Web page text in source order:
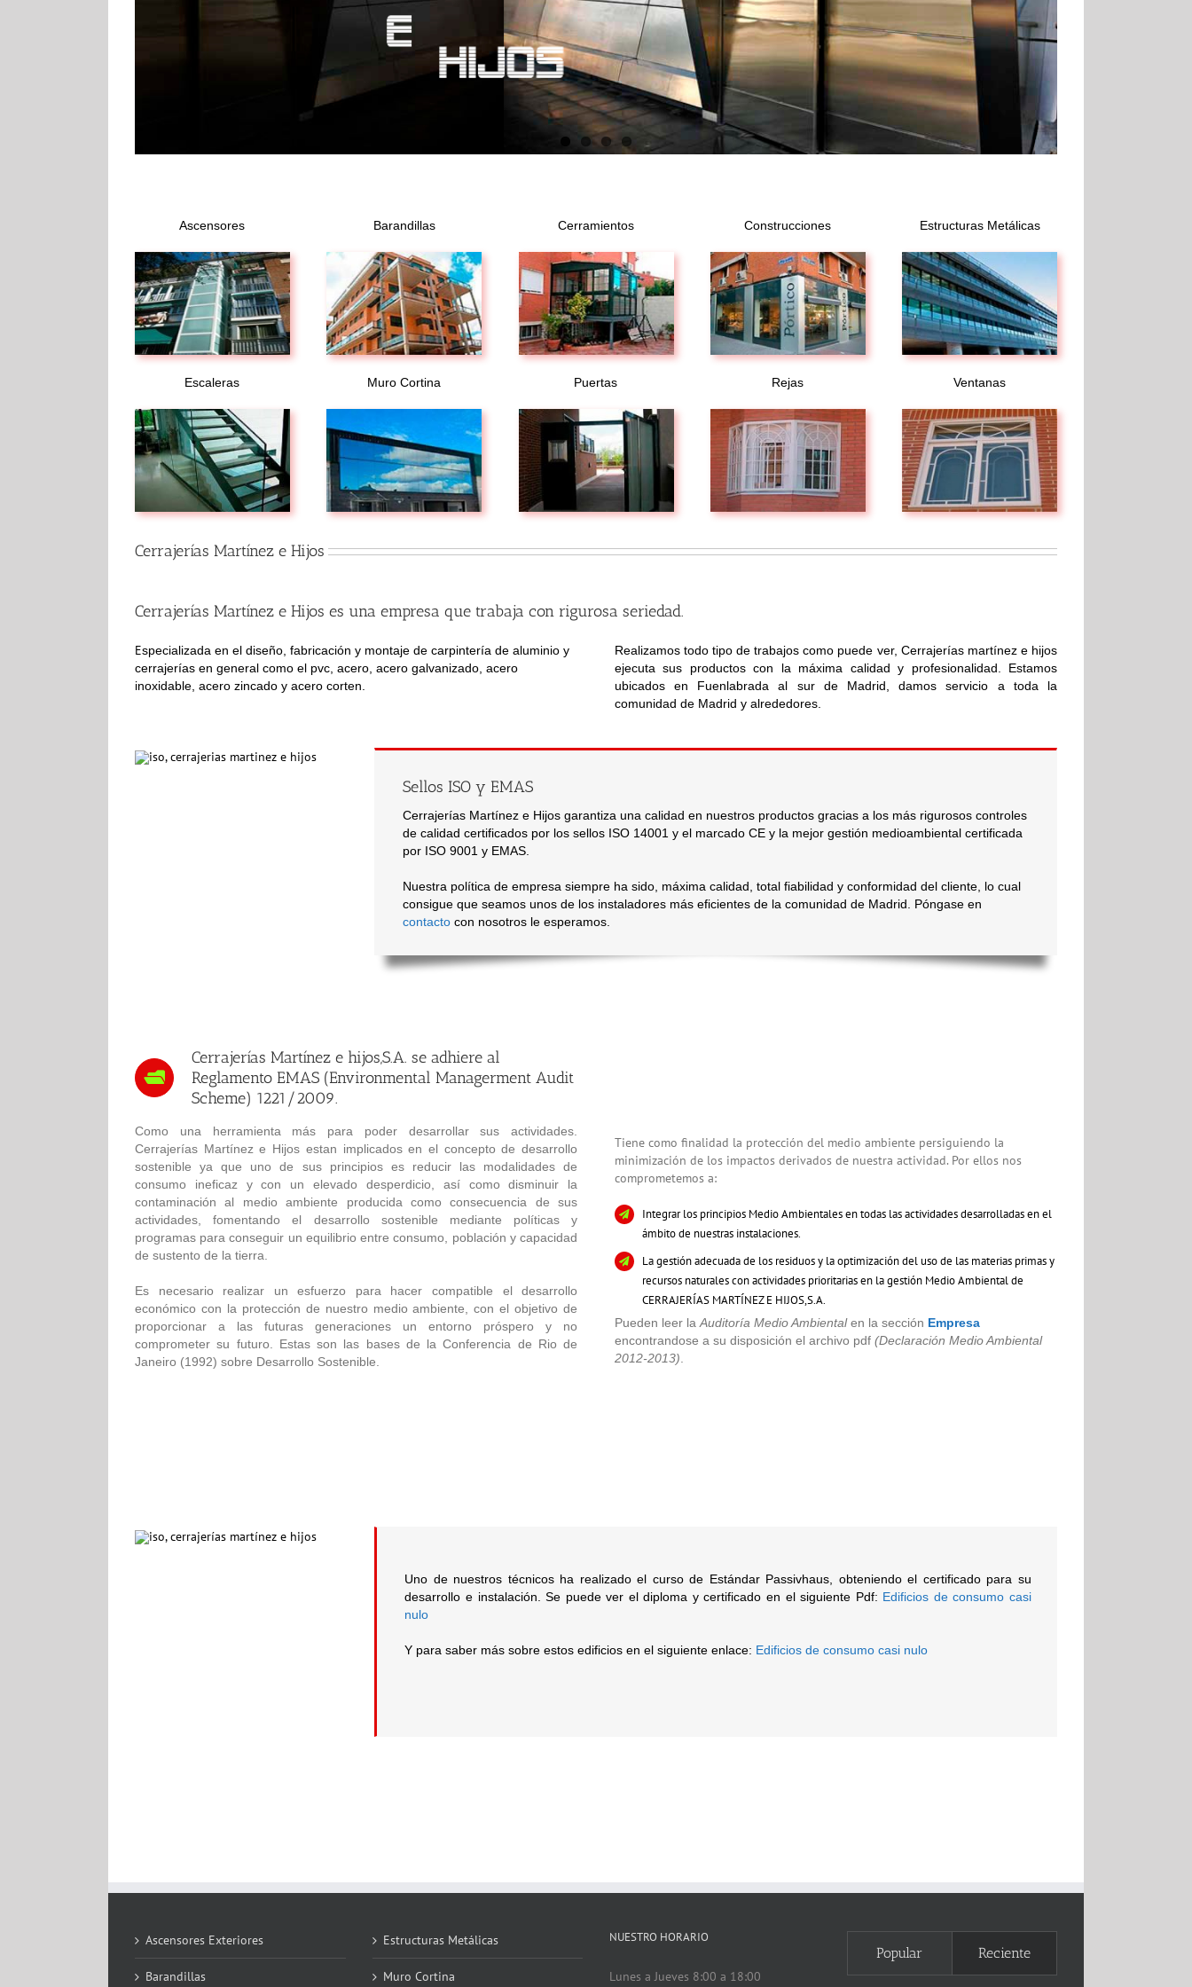
Ascensores Barandillas Cerramientos Construcciones Estructuras Metálicas
Escaleras Muro Cortina Puertas Rejas Ventanas
Cerrajerías Martínez e Hijos
Cerrajerías Martínez e Hijos es una empresa que trabaja con rigurosa seriedad.
Especializada en el diseño, fabricación y montaje de carpintería de aluminio y
cerrajerías en general como el pvc, acero, acero galvanizado, acero
inoxidable, acero zincado y acero corten.
Realizamos todo tipo de trabajos como puede ver, Cerrajerías martínez e hijos
ejecuta sus productos con la máxima calidad y profesionalidad. Estamos
ubicados en Fuenlabrada al sur de Madrid, damos servicio a toda la
comunidad de Madrid y alrededores.
Sellos ISO y EMAS
Cerrajerías Martínez e Hijos garantiza una calidad en nuestros productos gracias a los más rigurosos controles
de calidad certificados por los sellos ISO 14001 y el marcado CE y la mejor gestión medioambiental certificada
por ISO 9001 y EMAS.
Nuestra política de empresa siempre ha sido, máxima calidad, total fiabilidad y conformidad del cliente, lo cual
consigue que seamos unos de los instaladores más eficientes de la comunidad de Madrid. Póngase en
contacto con nosotros le esperamos.
Cerrajerías Martínez e hijos,S.A. se adhiere al
Reglamento EMAS (Environmental Managerment Audit
Scheme) 1221/2009.
Como una herramienta más para poder desarrollar sus actividades.
Cerrajerías Martínez e Hijos estan implicados en el concepto de desarrollo
sostenible ya que uno de sus principios es reducir las modalidades de
consumo ineficaz y con un elevado desperdicio, así como disminuir la
contaminación al medio ambiente producida como consecuencia de sus
actividades, fomentando el desarrollo sostenible mediante políticas y
programas para conseguir un equilibrio entre consumo, población y capacidad
de sustento de la tierra.
Es necesario realizar un esfuerzo para hacer compatible el desarrollo
económico con la protección de nuestro medio ambiente, con el objetivo de
proporcionar a las futuras generaciones un entorno próspero y no
comprometer su futuro. Estas son las bases de la Conferencia de Rio de
Janeiro (1992) sobre Desarrollo Sostenible.
Tiene como finalidad la protección del medio ambiente persiguiendo la
minimización de los impactos derivados de nuestra actividad. Por ellos nos
comprometemos a:
Integrar los principios Medio Ambientales en todas las actividades desarrolladas en el
ámbito de nuestras instalaciones.
La gestión adecuada de los residuos y la optimización del uso de las materias primas y
recursos naturales con actividades prioritarias en la gestión Medio Ambiental de
CERRAJERÍAS MARTÍNEZ E HIJOS,S.A.
Pueden leer laAuditoría Medio Ambientalen la sección Empresa
encontrandose a su disposición el archivo pdf (Declaración Medio Ambiental
2012-2013).
Uno de nuestros técnicos ha realizado el curso de Estándar Passivhaus, obteniendo el certificado para su
desarrollo e instalación. Se puede ver el diploma y certificado en el siguiente Pdf: Edificios de consumo casi
nulo
Y para saber más sobre estos edificios en el siguiente enlace: Edificios de consumo casi nulo
Ascensores Exteriores
Barandillas
Estructuras Metálicas
Muro Cortina
NUESTRO HORARIO
Lunes a Jueves 8:00 a 18:00
Popular Reciente